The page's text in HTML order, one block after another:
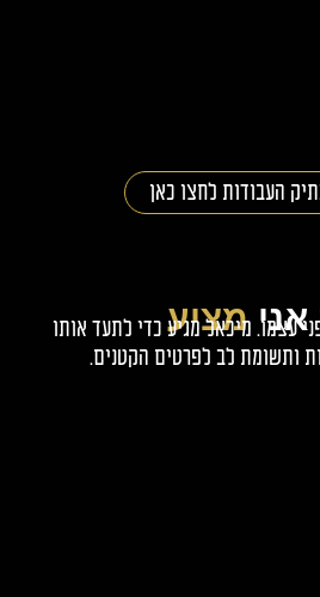
לחצו כאן
מציע
מיכאל מגיע כדי לתעד אותו
לב לפרטים הקטנים.